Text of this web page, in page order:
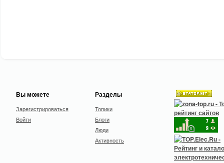
Вы можете
Зарегистрироваться
Войти
Разделы
Топики
Блоги
Люди
Активность